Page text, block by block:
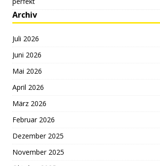
Archiv
Juli 2026
Juni 2026
Mai 2026
April 2026
März 2026
Februar 2026
Dezember 2025
November 2025